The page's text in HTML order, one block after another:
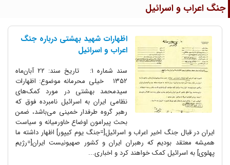
اعراب و اسرائیل
اظهارات شهید بهشتی درباره جنگ
اعراب و اسرائیل
سند شماره ۱: تاریخ سند: ۲۲ آبان‌ماه
۱۳۵۲ خیلی محرمانه موضوع: اظهارات
سیدمحمد بهشتی در مورد کمک‌های
نظامی ایران به اسرائیل نامبرده فوق که
رهبر گروه طرفدار خمینی می‌باشد، ضمن
بحث پیرامون اوضاع خاورمیانه و سیاست
ایران در قبال جنگ اخیر اعراب و اسرائیل[=جنگ یوم کیپور] اظهار داشته ما
همیشه معتقد بودیم که رهبران ایران و کشور صهیونیست ایران[=رژیم
پهلوی] به اسرائیل کمک خواهند کرد و اخباری...